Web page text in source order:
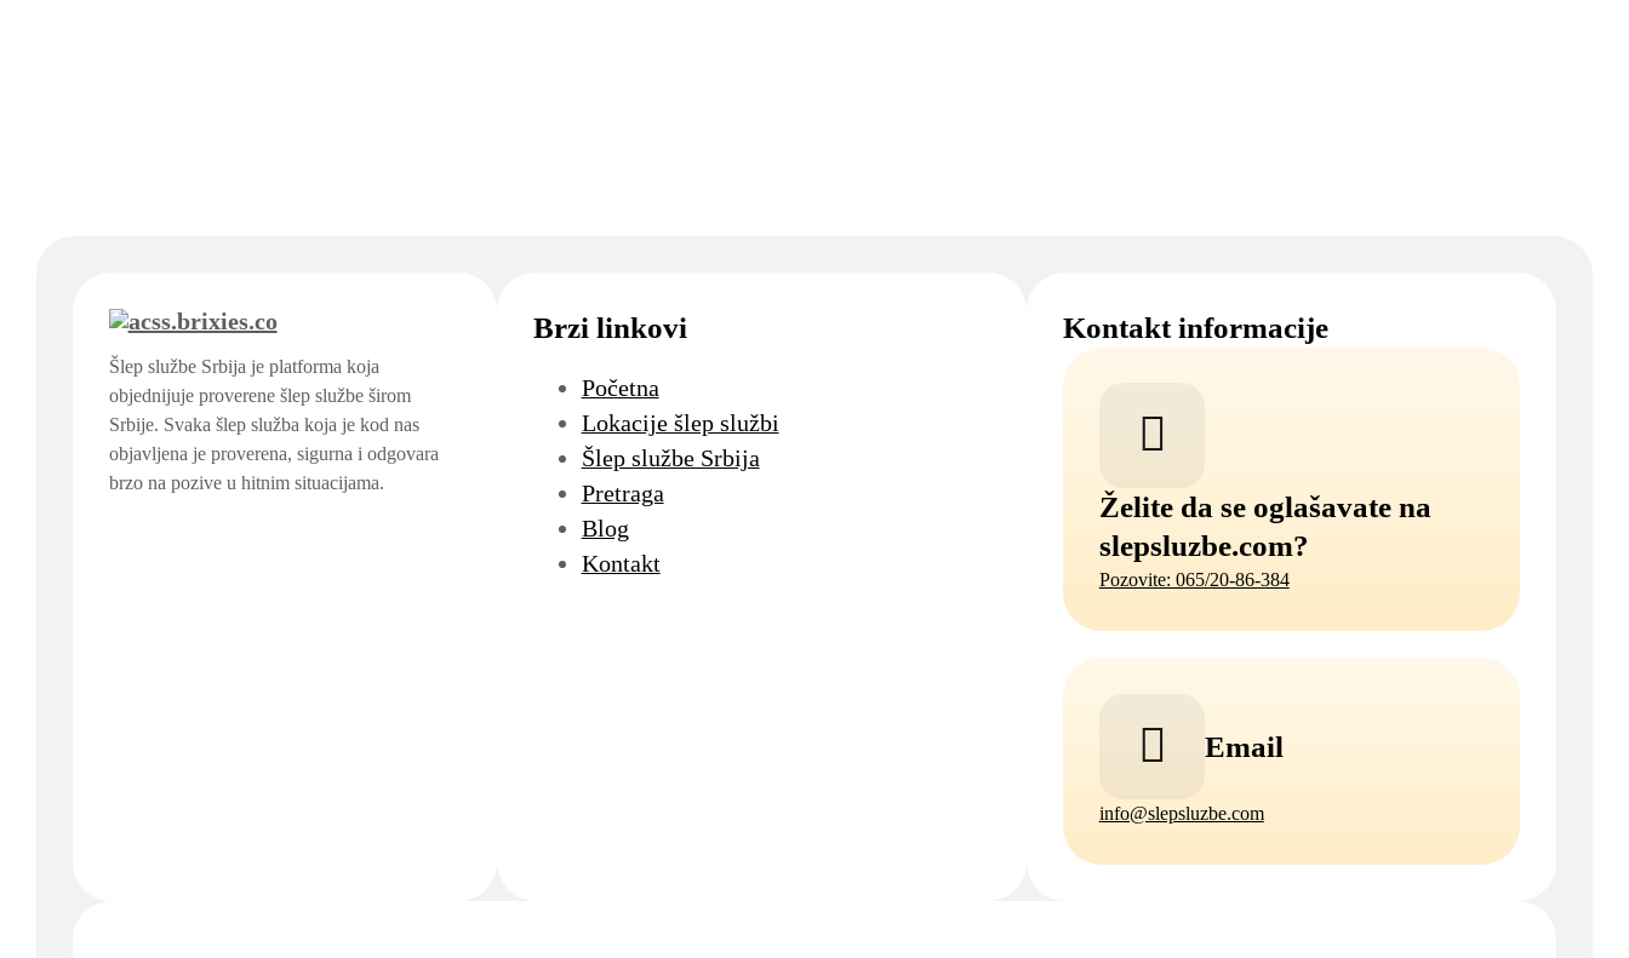
Šlep službe Srbija je platforma koja
objednijuje proverene šlep službe širom
Srbije. Svaka šlep služba koja je kod nas
objavljena je proverena, sigurna i odgovara
brzo na pozive u hitnim situacijama.
Brzi linkovi
Početna
Lokacije šlep službi
Šlep službe Srbija
Pretraga
Blog
Kontakt
Kontakt informacije
Želite da se oglašavate na
slepsluzbe.com?
Pozovite: 065/20-86-384
Email
info@slepsluzbe.com